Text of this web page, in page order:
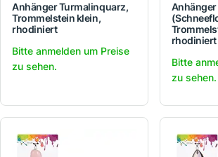
Anhänger Turmalinquarz,
Trommelstein klein,
rhodiniert
Bitte anmelden um Preise
zu sehen.
rhodiniert
Bitte
zu sehen.